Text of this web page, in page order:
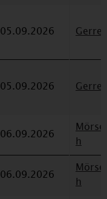
05.09.2026
05.09.2026
06.09.2026
h
06.09.2026
h